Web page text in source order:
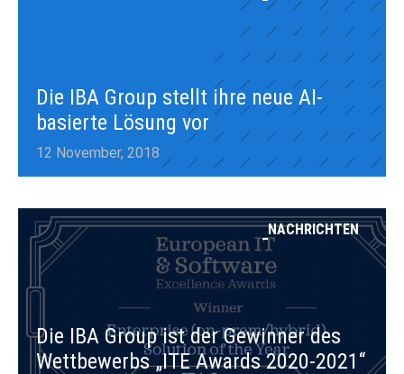
Die IBA Group stellt ihre neue AI-
basierte Lösung vor
12 November, 2018
NACHRICHTEN
Die IBA Group ist der Gewinner des
Wettbewerbs „ITE Awards 2020-2021“